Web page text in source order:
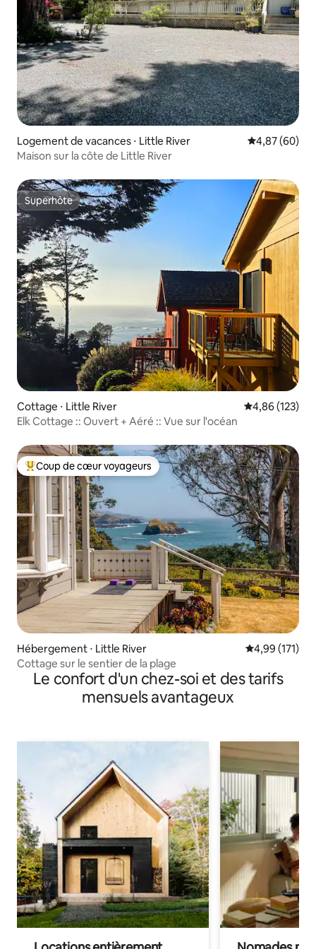
Logement de vacances ⋅ Little River Évaluation
4,87 (60)
Maison sur la côte de Little River
Superhôte
Superhôte
Cottage ⋅ Little River Évaluation
4,86 (123)
Elk Cottage :: Ouvert + Aéré :: Vue sur l'océan
Coups de cœur voyageurs les plus appréciés
Coup de cœur voyageurs
Hébergement ⋅ Little River Évaluation
4,99 (171)
Cottage sur le sentier de la plage
Le confort d'un chez-soi et des tarifs
mensuels avantageux